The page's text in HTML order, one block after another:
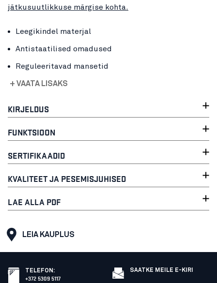
jätkusuutlikkuse märgise kohta.
Leegikindel materjal
Antistaatilised omadused
Reguleeritavad mansetid
+ VAATA LISAKS
KIRJELDUS
FUNKTSIOON
SERTIFIKAADID
KVALITEET JA PESEMISJUHISED
LAE ALLA PDF
LEIA KAUPLUS
TELEFON :
+372 5309 5117
SAATKE MEILE E-KIRI